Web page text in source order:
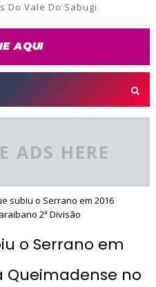
Do Vale Do Sabugi
ADS HERE
subiu o Serrano em 2016
2ª Divisão
o Serrano em
Queimadense no